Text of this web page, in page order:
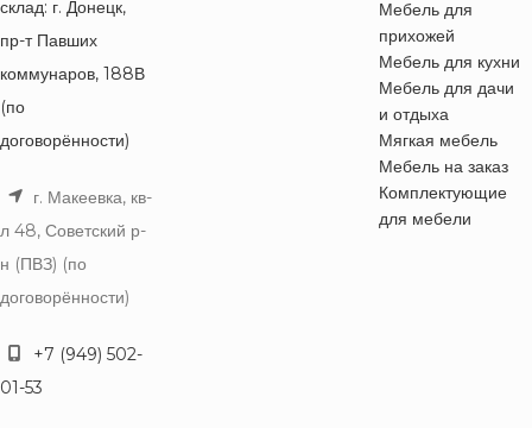
склад: г. Донецк,
пр-т Павших
коммунаров, 188В
(по
договорённости)
г. Макеевка, кв-
л 48, Советский р-
н (ПВЗ) (по
договорённости)
+7 (949) 502-
01-53
Мебель для
прихожей
Мебель для кухни
Мебель для дачи
и отдыха
Мягкая мебель
Мебель на заказ
Комплектующие
для мебели